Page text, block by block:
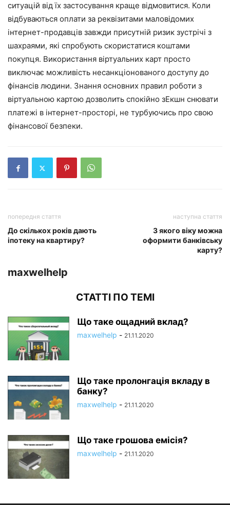
ситуацій від їх застосування краще відмовитися. Коли
відбуваються оплати за реквізитами маловідомих
інтернет-продавців завжди присутній ризик зустрічі з
шахраями, які спробують скористатися коштами
покупця. Використання віртуальних карт просто
виключає можливість несанкціонованого доступу до
фінансів людини. Знання основних правил роботи з
віртуальною картою дозволить спокійно зЕкшн снювати
платежі в інтернет-просторі, не турбуючись про свою
фінансової безпеки.
попередня стаття
До скількох років дають
іпотеку на квартиру?
наступна стаття
З якого віку можна
оформити банківську
карту?
maxwelhelp
СТАТТІ ПО ТЕМІ
Що таке ощадний вклад?
maxwelhelp - 21.11.2020
Що таке пролонгація вкладу в
банку?
maxwelhelp - 21.11.2020
Що таке грошова емісія?
maxwelhelp - 21.11.2020